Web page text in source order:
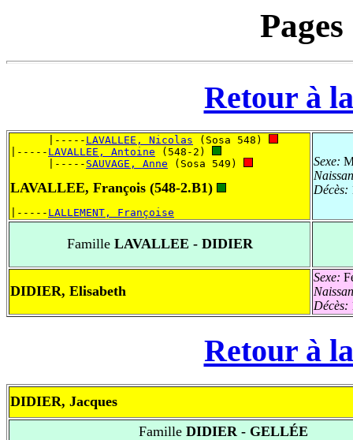
Retour à
      |-----
LAVALLEE, Nicolas (Sosa 548)
|----- LAVALLEE, Antoine (548-2)
      |-----
SAUVAGE, Anne (Sosa 549)
LAVALLEE, François (548-2.B1)
|----- LALLEMENT, Françoise
Sexe:
Décès:
FamilleLAVALLEE - DIDIER
DIDIER, Elisabeth
Sexe:
Décès:
Retour à
DIDIER, Jacques
FamilleDIDIER - GELLÉE